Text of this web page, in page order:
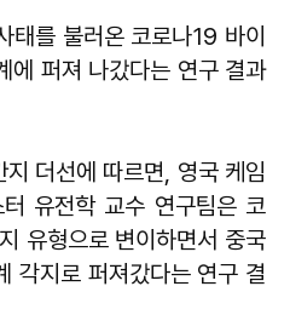
태를 불러온 코로나19 바이
에 퍼져 나갔다는 연구 결과
더선에 따르면, 영국 케임
유전학 교수 연구팀은 코
유형으로 변이하면서 중국
각지로 퍼져갔다는 연구 결